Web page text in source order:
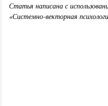
Статья написана с
«Системно-векторная